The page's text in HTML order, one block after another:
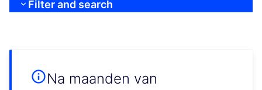
Filter and search
Na maanden van